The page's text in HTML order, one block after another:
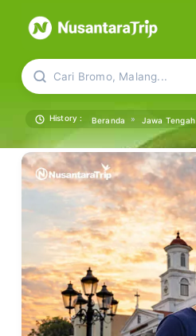
Cari Bromo, Malang...
History : Beranda » Jawa Tengah